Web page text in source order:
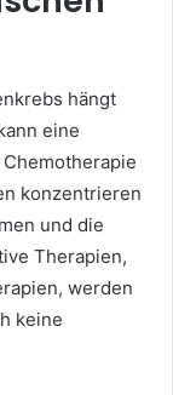
hängt
eine
konzentrieren
und die
Therapien,
werden
keine